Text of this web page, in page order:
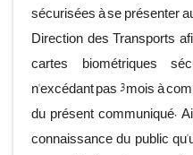
sécurisées à se présenter
Direction des Transports
cartes biométriques
n'excédant pas 3 mois à
du présent communiqué.
connaissance du public